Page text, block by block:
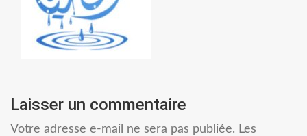
Laisser un commentaire
Votre adresse e-mail ne sera pas publiée. Les